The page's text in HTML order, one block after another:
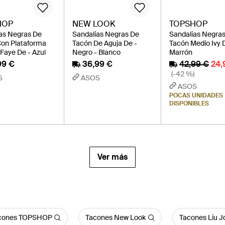
Negras De
Plataforma
De - Azul
€
NEW LOOK
Sandalias Negras De
Tacón De Aguja De -
Negro - Blanco
36,99 €
ASOS
TOPSHOP
Sandalias
Tacón Medio Ivy
Marrón
42,99 €
(-42 %)
ASOS
POCAS UNIDADES
DISPONIBLES
Ver más
TOPSHOP Tacones New Look Tacones Liu